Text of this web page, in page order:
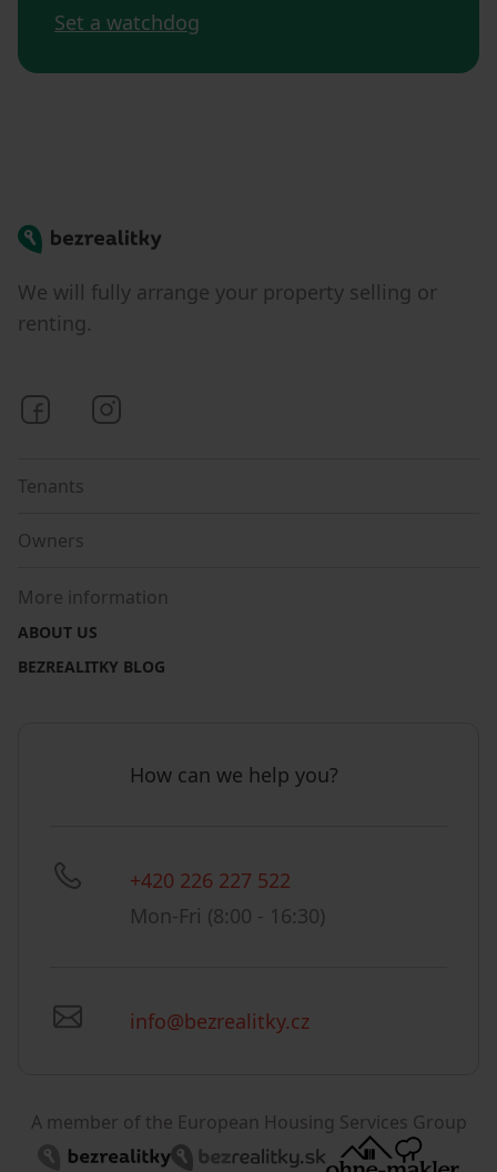
Set a watchdog
Bezrealitky
We will fully arrange your property selling or
renting.
Bezrealitky on Facebook
Tenants
Owners
More information
ABOUT US
BEZREALITKY BLOG
How can we help you?
+420 226 227 522
Mon-Fri (8:00 - 16:30)
info@bezrealitky.cz
A member of the European Housing Services Group